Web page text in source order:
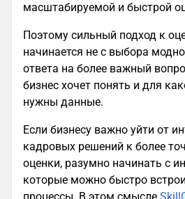
масштабируемой и быстрой
Поэтому сильный подход к
начинается не с выбора
ответа на более важный
бизнес хочет понять и для
нужны данные.
Если бизнесу важно уйти от
кадровых решений к более
оценки, разумно начинать с
которые можно быстро